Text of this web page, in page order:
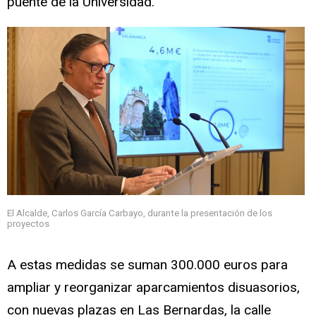
El Alcalde, Carlos García Carbayo, durante la presentación de los
proyectos
A estas medidas se suman 300.000 euros para
ampliar y reorganizar aparcamientos disuasorios,
con nuevas plazas en Las Bernardas, la calle